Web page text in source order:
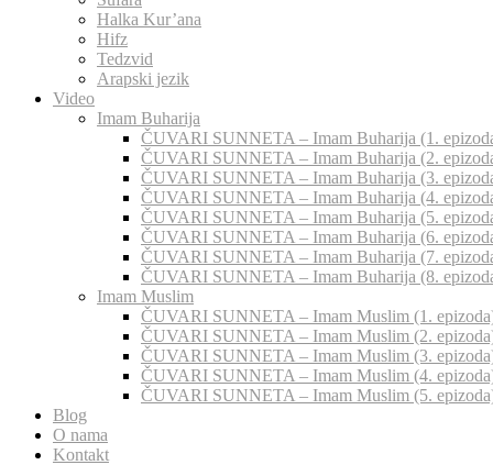
Halka Kur’ana
Hifz
Tedzvid
Arapski jezik
Video
Imam Buharija
ČUVARI SUNNETA – Imam Buharija (1.
ČUVARI SUNNETA – Imam Buharija (2.
ČUVARI SUNNETA – Imam Buharija (3.
ČUVARI SUNNETA – Imam Buharija (4.
ČUVARI SUNNETA – Imam Buharija (5.
ČUVARI SUNNETA – Imam Buharija (6.
ČUVARI SUNNETA – Imam Buharija (7.
ČUVARI SUNNETA – Imam Buharija (8.
Imam Muslim
ČUVARI SUNNETA – Imam Muslim (1.
ČUVARI SUNNETA – Imam Muslim (2.
ČUVARI SUNNETA – Imam Muslim (3.
ČUVARI SUNNETA – Imam Muslim (4.
ČUVARI SUNNETA – Imam Muslim (5.
Blog
O nama
Kontakt